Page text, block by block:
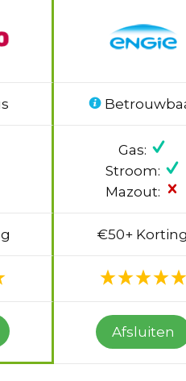
Gas:
Stroom:
Mazout:
€50+ Korting
Afsluiten